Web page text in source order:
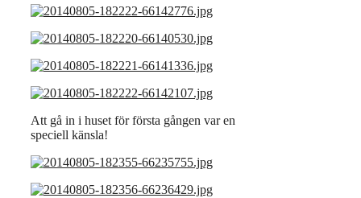
Att gå in i huset för första gången var en
speciell känsla!